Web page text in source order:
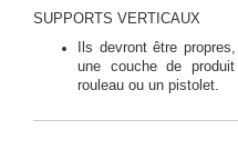
SUPPORTS VERTICAUX
Ils devront être
une couche de
rouleau ou un pistolet.